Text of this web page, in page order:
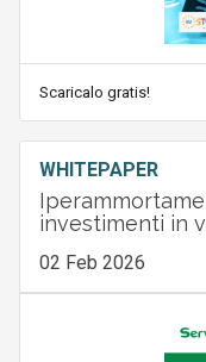
Scaricalo gratis!
WHITEPAPER
investimenti in
02 Feb 2026